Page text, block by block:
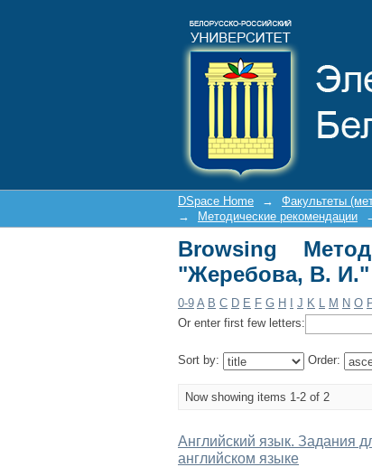
DSpace Home → Факультеты
→
Методические рекомендации
Browsing
"Жеребова, В. И."
0-9 A B C D E F G H J K L M N O
Or enter first few letters:
Sort by: Order:
Now showing items 1-2 of 2
Английский язык. Задания
английском языке